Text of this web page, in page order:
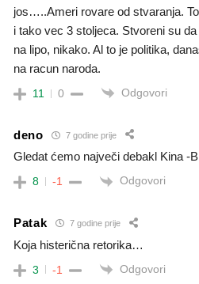
jos…..Ameri rovare od stvaranja.
i tako vec 3 stoljeca. Stvoreni su
na lipo, nikako. Al to je politika,
na racun naroda.
11 0 Odgovori
deno 7 godine prije
Gledat ćemo največi debakl Kina -
8 -1 Odgovori
Patak 7 godine prije
Koja histerična retorika…
3 -1 Odgovori